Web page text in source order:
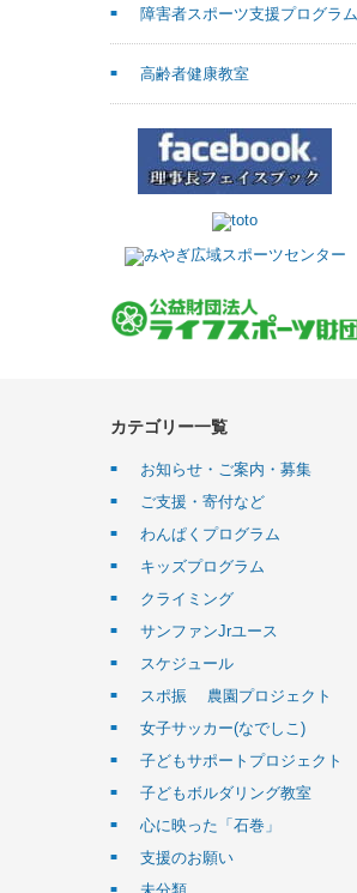
障害者スポーツ支援プログラム
高齢者健康教室
カテゴリー一覧
お知らせ・ご案内・募集
ご支援・寄付など
わんぱくプログラム
キッズプログラム
クライミング
サンファンJrユース
スケジュール
スポ振 農園プロジェクト
女子サッカー(なでしこ)
子どもサポートプロジェクト
子どもボルダリング教室
心に映った「石巻」
支援のお願い